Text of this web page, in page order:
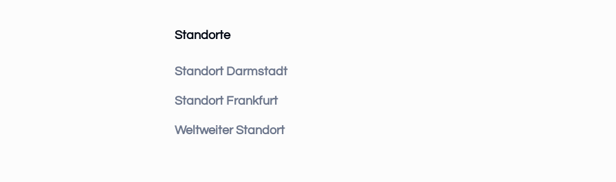
Standorte
Standort Darmstadt
Standort Frankfurt
Weltweiter Standort